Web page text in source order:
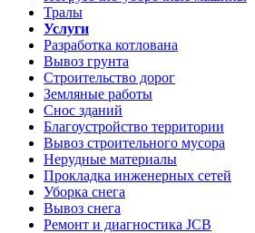
Тралы
Услуги
Разработка котлована
Вывоз грунта
Строительство дорог
Земляные работы
Снос зданий
Благоустройство территории
Вывоз строительного мусора
Нерудные материалы
Прокладка инженерных сетей
Уборка снега
Вывоз снега
Ремонт и диагностика JCB